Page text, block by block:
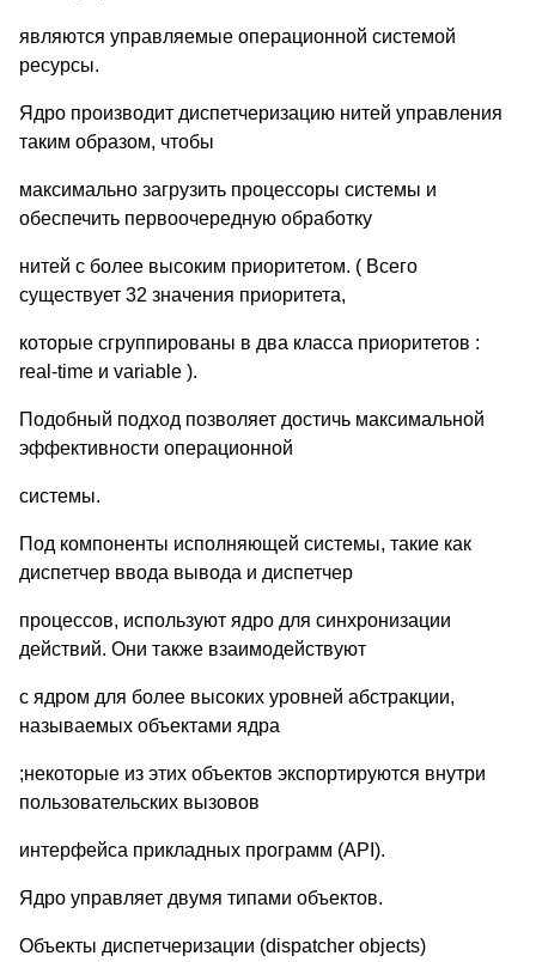
являются управляемые операционной системой
ресурсы.
Ядро производит диспетчеризацию нитей управления
таким образом, чтобы
максимально загрузить процессоры системы и
обеспечить первоочередную обработку
нитей с более высоким приоритетом. ( Всего
существует 32 значения приоритета,
которые сгруппированы в два класса приоритетов :
real-time и variable ).
Подобный подход позволяет достичь максимальной
эффективности операционной
системы.
Под компоненты исполняющей системы, такие как
диспетчер ввода вывода и диспетчер
процессов, используют ядро для синхронизации
действий. Они также взаимодействуют
с ядром для более высоких уровней абстракции,
называемых объектами ядра
;некоторые из этих объектов экспортируются внутри
пользовательских вызовов
интерфейса прикладных программ (API).
Ядро управляет двумя типами объектов.
Объекты диспетчеризации (dispatcher objects)